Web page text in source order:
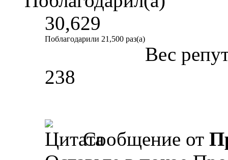
30,629
Поблагодарили 21,500 раз(а)
Вес
238
Сообщение от